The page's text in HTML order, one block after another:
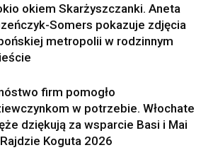
okiem Skarżyszczanki. Aneta
Somers pokazuje zdjęcia
metropolii w rodzinnym
firm pomogło
w potrzebie. Włochate
dziękują za wsparcie Basi i Mai
Koguta 2026